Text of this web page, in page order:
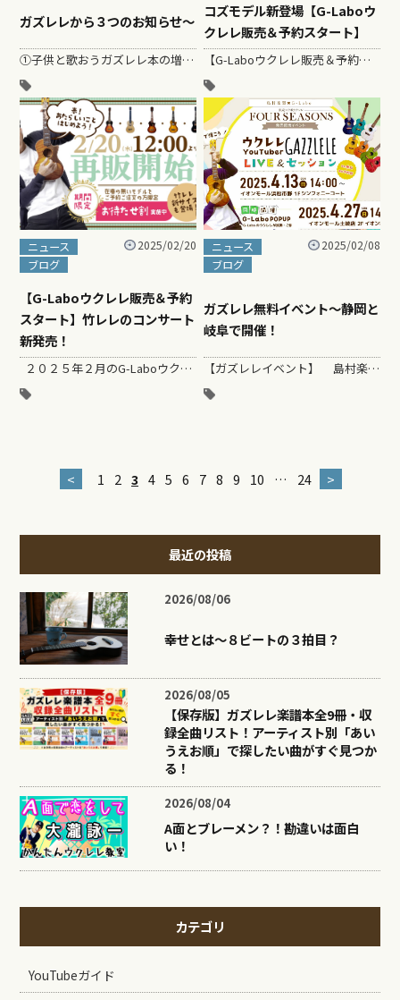
ガズレレから３つのお知らせ〜
①子供と歌おうガズレレ本の増刷決定しました！ こどもと歌おう！ かんたんウクレレSONGBOOK by ガズ リットーミュージック…
コズモデル新登場【G-Laboウ
クレレ販売＆予約スタート】
【G-Laboウクレレ販売＆予約スタート】 ２０２５年３月のG-Laboウクレレ販売期…
ニュース
ブログ
2025/02/20
【G-Laboウクレレ販売＆予約
スタート】竹レレのコンサート
新発売！
２０２５年２月のG-Laboウクレレ販売期間に突入しましたー …
ニュース
ブログ
2025/02/08
ガズレレ無料イベント〜静岡と
岐阜で開催！
【ガズレレイベント】 島村楽器×G-Laboガズレレのコラボ無料イベントの開催が決定しました！ &nbs…
< 1 2 3 4 5 6 7 8 9 10 … 24 >
最近の投稿
2026/08/06
幸せとは〜８ビートの３拍目？
2026/08/05
【保存版】ガズレレ楽譜本全9冊・収
録全曲リスト！アーティスト別「あい
うえお順」で探したい曲がすぐ見つか
る！
2026/08/04
A面とブレーメン？！勘違いは面白
い！
カテゴリ
YouTubeガイド